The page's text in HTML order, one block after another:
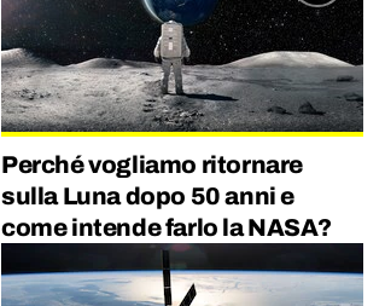
Perché vogliamo ritornare
sulla Luna dopo 50 anni e
come intende farlo la NASA?